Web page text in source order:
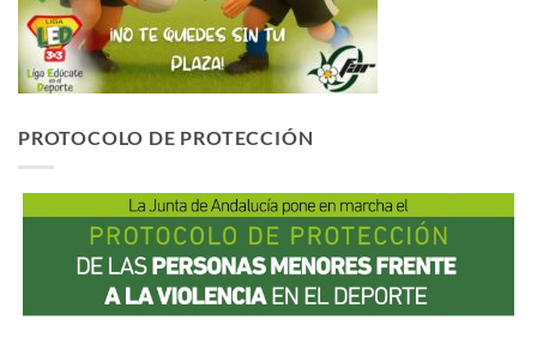
PROTOCOLO DE PROTECCIÓN